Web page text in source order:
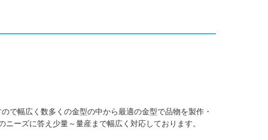
で幅広く数多くの金型の中から最適の金型で品物を製作・
ーズに答え少量～量産まで幅広く対応しております。